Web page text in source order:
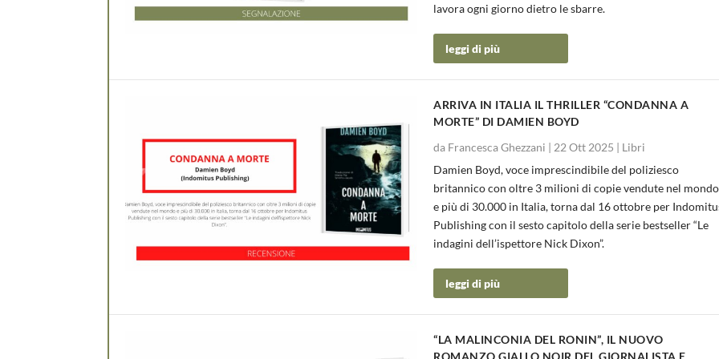
lavora ogni giorno dietro le sbarre.
leggi di più
ARRIVA IN ITALIA IL THRILLER “CONDANNA A
MORTE” DI DAMIEN BOYD
da Francesca Ghezzani | 22 Ott 2025 | Libri
Damien Boyd, voce imprescindibile del poliziesco
britannico con oltre 3 milioni di copie vendute nel mondo
e più di 30.000 in Italia, torna dal 16 ottobre per
Publishing con il sesto capitolo della serie bestseller “Le
indagini dell’ispettore Nick Dixon”.
leggi di più
“LA MALINCONIA DEL RONIN”, IL NUOVO